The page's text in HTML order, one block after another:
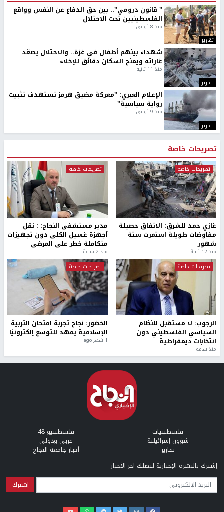
تقارير
" قانون درومي".. بين حق الدفاع عن النفس وواقع
الفلسطينيين تحت الاحتلال
منذ 8 ثواني
تقارير
شهداء بينهم أطفال في غزة.. والاحتلال يصعّد
غاراته ويمنح السكان دقائق للإخلاء
منذ 11 ثانية
تقارير
الإعلام العبري: "معركة مضيق هرمز تستهدف تثبيت
رواية سياسية"
منذ 9 ثواني
تصريحات خاصة
تصريحات خاصة
غازي حمد للشرق: الاتفاق حصيلة
مفاوضات طويلة استمرت ستة
شهور
منذ 12 ثانية
تصريحات خاصة
مدير مستشفى النجاح: : نقل
أجهزة غسيل الكلى دون تجهيزات
متكاملة خطر على المرضى
منذ 2 ساعة
تصريحات خاصة
الرجوب: لا مستقبل للنظام
السياسي الفلسطيني دون
انتخابات ديمقراطية
منذ ساعة
تصريحات خاصة
الخضور: نجاح تجربة امتحان التربية
الإسلامية يمهد للتوسع إلكترونيًا
1 شهر ago
فلسطينيات فلسطينيو 48
شؤون إسرائيلية عربي ودولي
تقارير
أخبار جامعة النجاح
إشترك بالنشرة الإخبارية لتصلك اخر الأخبار
البريد الإلكتروني